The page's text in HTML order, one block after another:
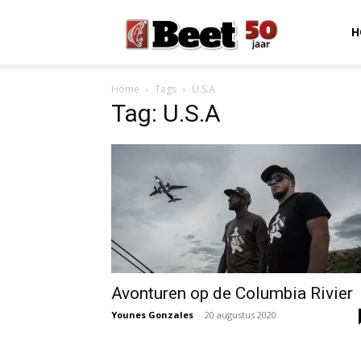
Home Tags U.S.A
Tag: U.S.A
Avonturen op de Columbia Rivier
Younes Gonzales - 20 augustus 2020